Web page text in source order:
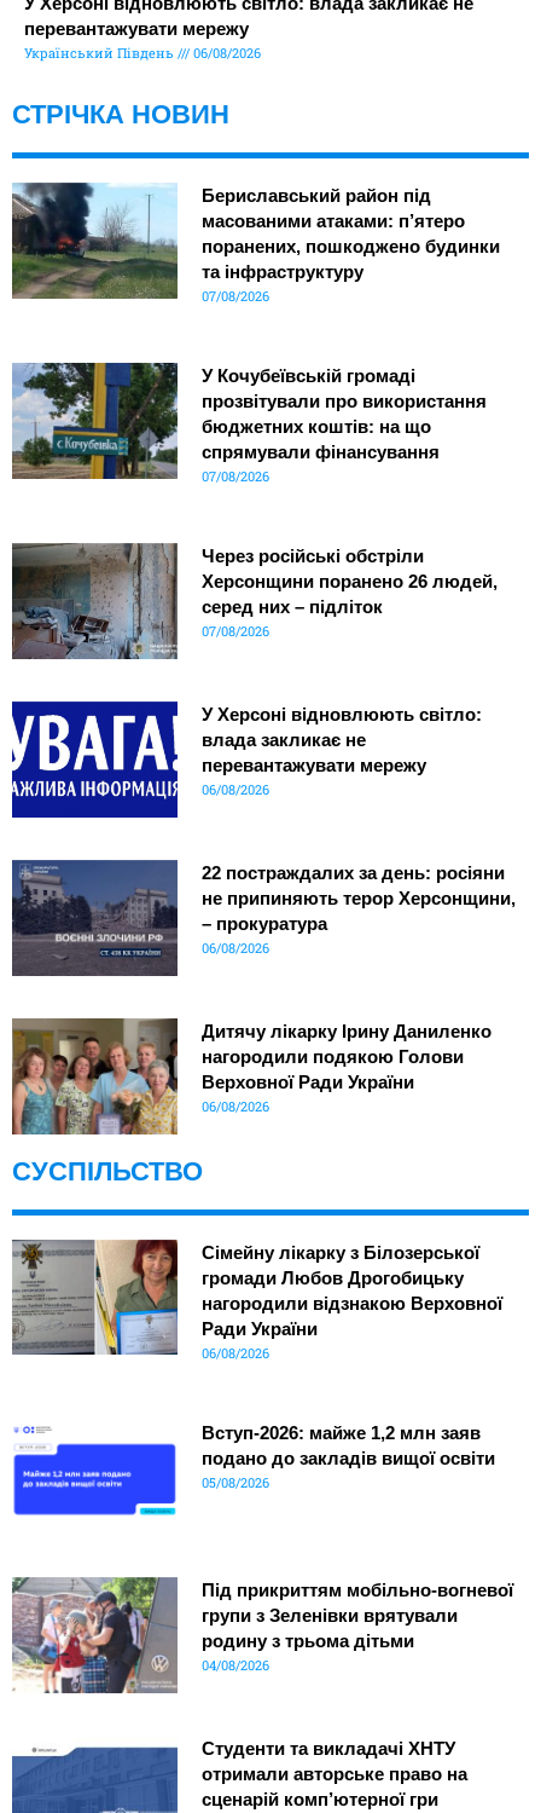
перевантажувати мережу
Український Південь 06/08/2026
СТРІЧКА НОВИН
Бериславський район під
масованими атаками: п’ятеро
поранених, пошкоджено будинки
та інфраструктуру
07/08/2026
У Кочубеївській громаді
прозвітували про використання
бюджетних коштів: на що
спрямували фінансування
07/08/2026
Через російські обстріли
Херсонщини поранено 26 людей,
серед них – підліток
07/08/2026
У Херсоні відновлюють світло:
влада закликає не
перевантажувати мережу
06/08/2026
22 постраждалих за день: росіяни
не припиняють терор Херсонщини,
– прокуратура
06/08/2026
Дитячу лікарку Ірину Даниленко
нагородили подякою Голови
Верховної Ради України
06/08/2026
СУСПІЛЬСТВО
Сімейну лікарку з Білозерської
громади Любов Дрогобицьку
нагородили відзнакою Верховної
Ради України
06/08/2026
Вступ-2026: майже 1,2 млн заяв
подано до закладів вищої освіти
05/08/2026
Під прикриттям мобільно-вогневої
групи з Зеленівки врятували
родину з трьома дітьми
04/08/2026
Студенти та викладачі ХНТУ
отримали авторське право на
сценарій комп’ютерної гри